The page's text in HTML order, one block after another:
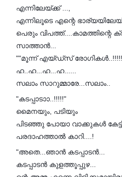
എന്നിലേയ്ക്ക് ...,
എന്നിലൂടെ എന്റെ
പെരും വിപത്ത്....കാമത്തിന്റെ
സാത്താൻ...
""മൂന്ന് എയ്ഡ്സ്
ഹ..ഹ...ഹ...ഹ......
സലാം സാറുമ്മാരേ...സലാം..
"കടപ്പാടാാ..!!!!!"
മൈനയും, പടിയും
പിടഞ്ഞു പോയാ വാക്കുകൾ
പരദാഹത്താൽ കാറി....!
"അതെ...ഞാൻ കടപ്പാടൻ...
കടപ്പാടൻ കുളത്തൂപ്പുഴ...